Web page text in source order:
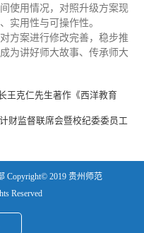
使用情况，对照升级方案现
实用性与可操作性。
方案进行修改完善，稳步推
为讲好师大故事、传承师大
王克仁先生著作《西洋教育
财监督联席会暨校纪委委员工
Copyright© 2019 贵州师范
Reserved